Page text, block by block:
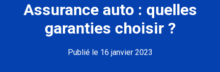
Assurance auto : quelles
garanties choisir ?
Publié le 16 janvier 2023